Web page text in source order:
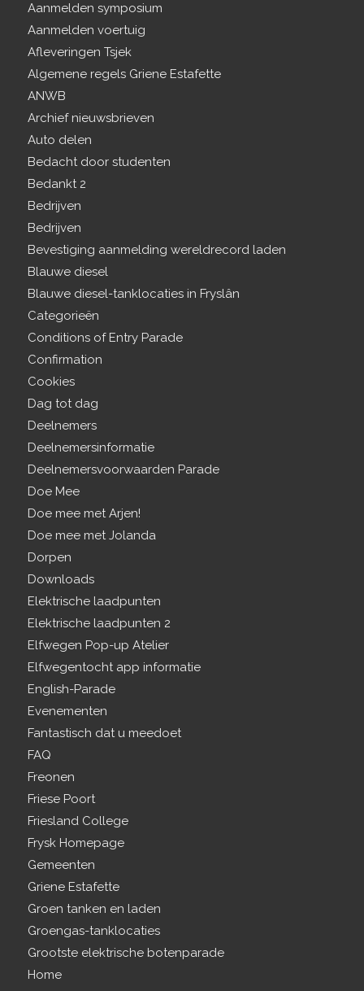
Aanmelden symposium
Aanmelden voertuig
Afleveringen Tsjek
Algemene regels Griene Estafette
ANWB
Archief nieuwsbrieven
Auto delen
Bedacht door studenten
Bedankt 2
Bedrijven
Bedrijven
Bevestiging aanmelding wereldrecord laden
Blauwe diesel
Blauwe diesel-tanklocaties in Fryslân
Categorieën
Conditions of Entry Parade
Confirmation
Cookies
Dag tot dag
Deelnemers
Deelnemersinformatie
Deelnemersvoorwaarden Parade
Doe Mee
Doe mee met Arjen!
Doe mee met Jolanda
Dorpen
Downloads
Elektrische laadpunten
Elektrische laadpunten 2
Elfwegen Pop-up Atelier
Elfwegentocht app informatie
English-Parade
Evenementen
Fantastisch dat u meedoet
FAQ
Freonen
Friese Poort
Friesland College
Frysk Homepage
Gemeenten
Griene Estafette
Groen tanken en laden
Groengas-tanklocaties
Grootste elektrische botenparade
Home